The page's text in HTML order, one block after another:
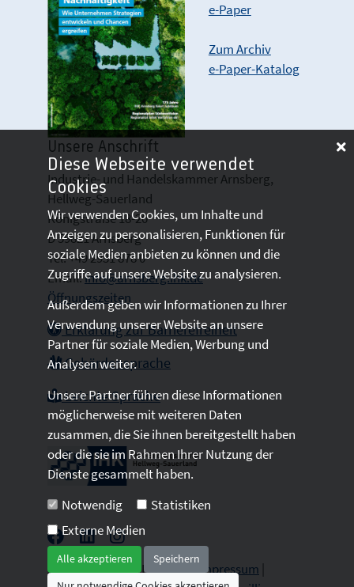
e-Paper
Zum Archiv
e-Paper-Katalog
Unsere Anschrift
Industrie- und Handelskammer Arnsberg,
Hellweg-Sauerland
Königstraße 18-20
D 59821 Arnsberg
Tel: +49 2931 878 0
Email:info@arnsberg.ihk.de
Öffnungszeiten
Erklärung zur Barrierefreiheit
Gebärdensprache
Leichte Sprache
2026 © All Rights Reserved.Impressum
Diese Webseite verwendet
Cookies
Wir verwenden Cookies, um Inhalte und
Anzeigen zu personalisieren, Funktionen für
soziale Medien anbieten zu können und die
Zugriffe auf unsere Website zu analysieren.
Außerdem geben wir Informationen zu Ihrer
Verwendung unserer Website an unsere
Partner für soziale Medien, Werbung und
Analysen weiter.
Unsere Partner führen diese Informationen
möglicherweise mit weiteren Daten
zusammen, die Sie ihnen bereitgestellt haben
oder die sie im Rahmen Ihrer Nutzung der
Dienste gesammelt haben.
Notwendig
Statistiken
Externe Medien
Alle akzeptieren
Speichern